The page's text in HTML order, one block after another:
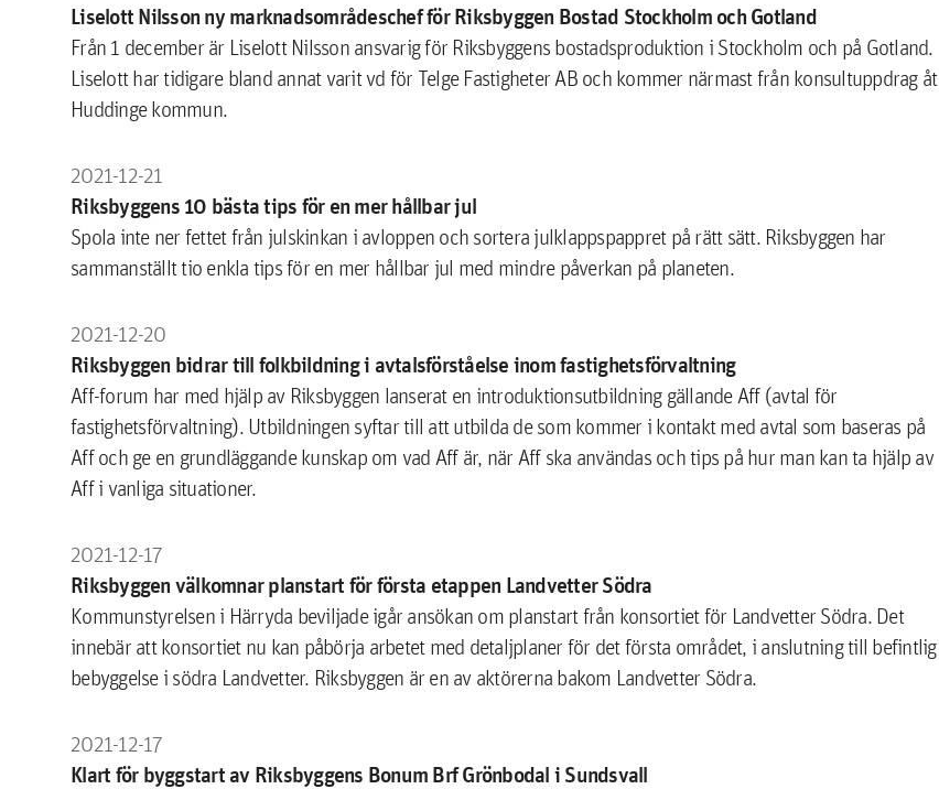
Liselott Nilsson ny marknadsområdeschef för Riksbyggen Bostad Stockholm och Gotland
Från 1 december är Liselott Nilsson ansvarig för Riksbyggens bostadsproduktion i Stockholm och på Gotland.
Liselott har tidigare bland annat varit vd för Telge Fastigheter AB och kommer närmast från konsultuppdrag åt
Huddinge kommun.
2021-12-21
Riksbyggens 10 bästa tips för en mer hållbar jul
Spola inte ner fettet från julskinkan i avloppen och sortera julklappspappret på rätt sätt. Riksbyggen har
sammanställt tio enkla tips för en mer hållbar jul med mindre påverkan på planeten.
2021-12-20
Riksbyggen bidrar till folkbildning i avtalsförståelse inom fastighetsförvaltning
Aff-forum har med hjälp av Riksbyggen lanserat en introduktionsutbildning gällande Aff (avtal för
fastighetsförvaltning). Utbildningen syftar till att utbilda de som kommer i kontakt med avtal som baseras på
Aff och ge en grundläggande kunskap om vad Aff är, när Aff ska användas och tips på hur man kan ta hjälp av
Aff i vanliga situationer.
2021-12-17
Riksbyggen välkomnar planstart för första etappen Landvetter Södra
Kommunstyrelsen i Härryda beviljade igår ansökan om planstart från konsortiet för Landvetter Södra. Det
innebär att konsortiet nu kan påbörja arbetet med detaljplaner för det första området, i anslutning till befintlig
bebyggelse i södra Landvetter. Riksbyggen är en av aktörerna bakom Landvetter Södra.
2021-12-17
Klart för byggstart av Riksbyggens Bonum Brf Grönbodal i Sundsvall